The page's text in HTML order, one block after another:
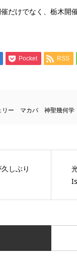
だけでなく、栃木開
Pocket RSS
リー マカバ 神聖幾何
しぶり